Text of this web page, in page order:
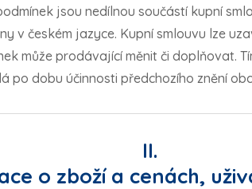
jsou nedílnou součástí kupní
v českém jazyce. Kupní smlouvu lze
může prodávající měnit či doplňovat.
po dobu účinnosti předchozího znění
II.
o zboží a cenách,